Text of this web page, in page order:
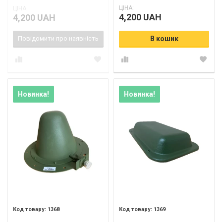
4,200 UAH
Повідомити про наявність
ЦІНА:
4,200 UAH
В кошик
Новинка!
1368
Новинка!
1369